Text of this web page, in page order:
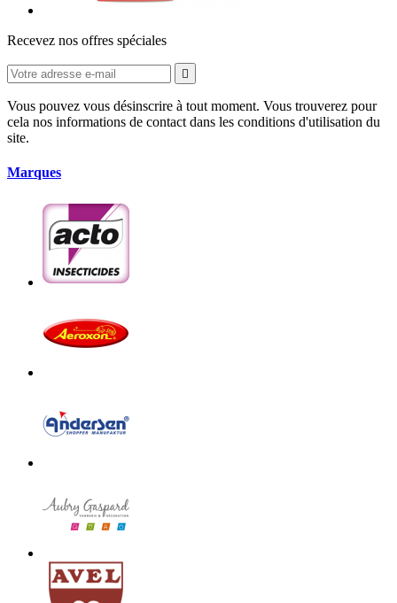
Recevez nos offres spéciales

Vous pouvez vous désinscrire à tout moment. Vous trouverez pour
cela nos informations de contact dans les conditions d'utilisation du
site.
Marques